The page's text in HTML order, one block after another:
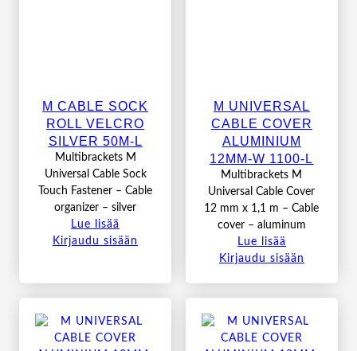
M CABLE SOCK
ROLL VELCRO
SILVER 50M-L
Multibrackets M
Universal Cable Sock
Touch Fastener – Cable
organizer – silver
Lue lisää
Kirjaudu sisään
M UNIVERSAL
CABLE COVER
ALUMINIUM
12MM-W 1100-L
Multibrackets M
Universal Cable Cover
12 mm x 1,1 m – Cable
cover – aluminum
Lue lisää
Kirjaudu sisään